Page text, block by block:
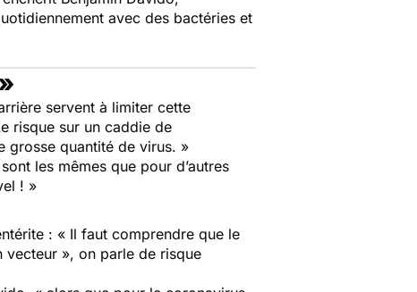
avec des bactéries et
servent à limiter cette
risque sur un caddie de
grosse quantité de virus. »
les mêmes que pour d’autres
! »
: « Il faut comprendre que le
vecteur », on parle de risque